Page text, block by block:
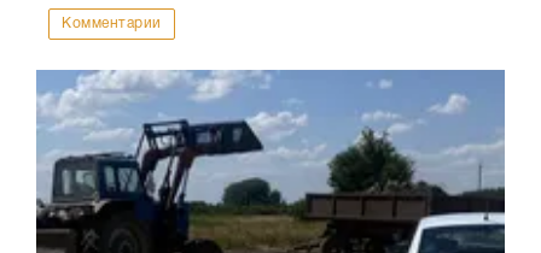
Комментарии